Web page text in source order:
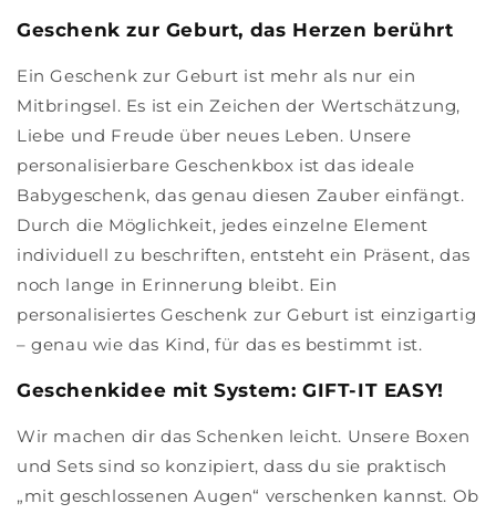
Geschenk zur Geburt, das Herzen berührt
Ein Geschenk zur Geburt ist mehr als nur ein
Mitbringsel. Es ist ein Zeichen der Wertschätzung,
Liebe und Freude über neues Leben. Unsere
personalisierbare Geschenkbox ist das ideale
Babygeschenk, das genau diesen Zauber einfängt.
Durch die Möglichkeit, jedes einzelne Element
individuell zu beschriften, entsteht ein Präsent, das
noch lange in Erinnerung bleibt. Ein
personalisiertes Geschenk zur Geburt ist einzigartig
– genau wie das Kind, für das es bestimmt ist.
Geschenkidee mit System: GIFT-IT EASY!
Wir machen dir das Schenken leicht. Unsere Boxen
und Sets sind so konzipiert, dass du sie praktisch
„mit geschlossenen Augen“ verschenken kannst. Ob